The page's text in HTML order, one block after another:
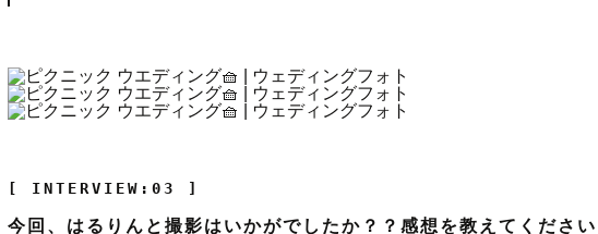
[ INTERVIEW:03 ]
今回、はるりんと撮影はいかがでしたか？？感想を教えてください